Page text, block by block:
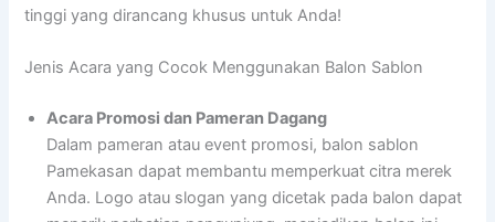
tinggi yang dirancang khusus untuk Anda!
Jenis Acara yang Cocok Menggunakan Balon Sablon
Acara Promosi dan Pameran Dagang
Dalam pameran atau event promosi, balon sablon
Pamekasan dapat membantu memperkuat citra merek
Anda. Logo atau slogan yang dicetak pada balon dapat